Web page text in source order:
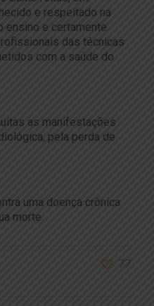
e respeitado na
ensino e certamente
das técnicas
com a saúde do
as manifestações
pela perda de
uma doença crônica
morte.
77